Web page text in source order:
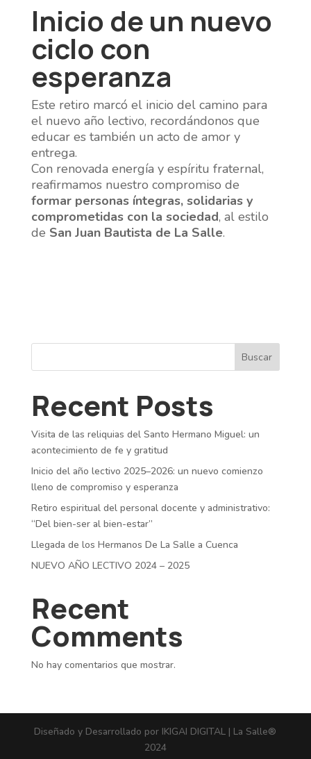
Inicio de un nuevo
ciclo con
esperanza
Este retiro marcó el inicio del camino para
el nuevo año lectivo, recordándonos que
educar es también un acto de amor y
entrega.
Con renovada energía y espíritu fraternal,
reafirmamos nuestro compromiso de
formar personas íntegras, solidarias y
comprometidas con la sociedad, al estilo
de San Juan Bautista de La Salle.
Buscar
Recent Posts
Visita de las reliquias del Santo Hermano Miguel: un
acontecimiento de fe y gratitud
Inicio del año lectivo 2025–2026: un nuevo comienzo
lleno de compromiso y esperanza
Retiro espiritual del personal docente y administrativo:
“Del bien-ser al bien-estar”
Llegada de los Hermanos De La Salle a Cuenca
NUEVO AÑO LECTIVO 2024 – 2025
Recent
Comments
No hay comentarios que mostrar.
Diseñado y Desarrollado por IKIGAI DIGITAL | La Salle®
2024